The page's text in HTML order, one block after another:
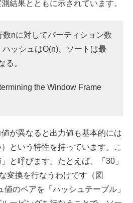
結果とともに示されています。
数nに対してパーティション数
ッシュはO(n)、ソートは最
る。
the Window Frame
が異なると出力値も基本的には
という特性を持っています。こ
と呼びます。たとえば、「30」
変換を行なうわけです（図
のペアを「ハッシュテーブル」